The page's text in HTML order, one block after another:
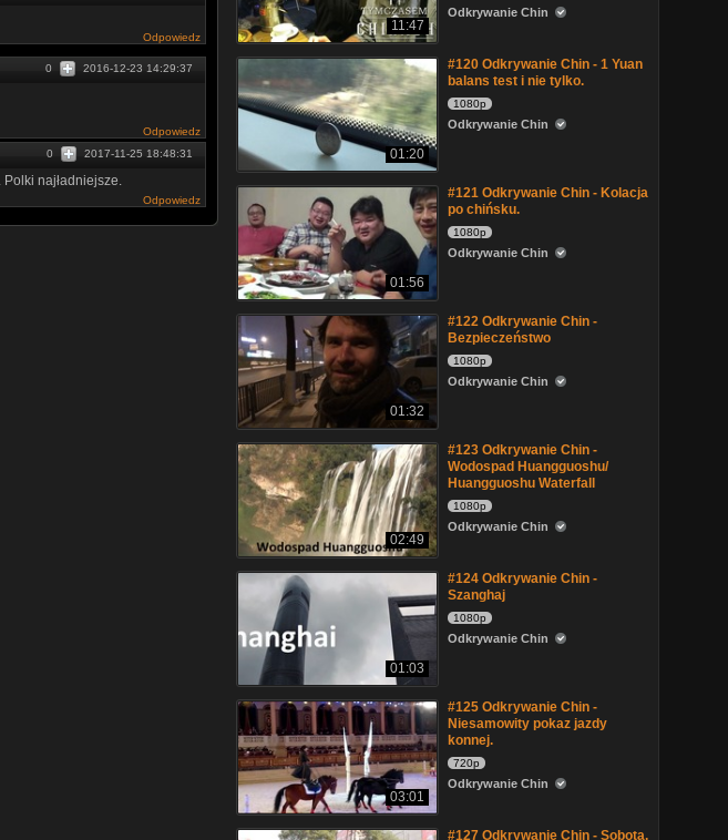
Odpowiedz
2016-12-23 14:29:37
0
Odpowiedz
2017-11-25 18:48:31
0
najładniejsze.
Odpowiedz
11:47
Odkrywanie Chin
01:20
#120 Odkrywanie Chin - 1 Yuan
balans test i nie tylko.
1080p
Odkrywanie Chin
01:56
#121 Odkrywanie Chin - Kolacja
po chińsku.
1080p
Odkrywanie Chin
01:32
#122 Odkrywanie Chin -
Bezpieczeństwo
1080p
Odkrywanie Chin
02:49
#123 Odkrywanie Chin -
Wodospad Huangguoshu/
Huangguoshu Waterfall
1080p
Odkrywanie Chin
01:03
#124 Odkrywanie Chin -
Szanghaj
1080p
Odkrywanie Chin
03:01
#125 Odkrywanie Chin -
Niesamowity pokaz jazdy
konnej.
720p
Odkrywanie Chin
#127 Odkrywanie Chin - Sobota,